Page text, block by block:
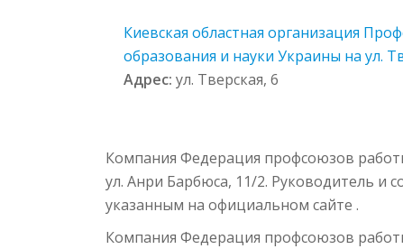
Киевская областная организация
образования и науки Украины на ул.
Адрес: ул. Тверская, 6
Компания Федерация профсоюзов
ул. Анри Барбюса, 11/2. Руководитель и
указанным на официальном сайте .
Компания Федерация профсоюзов